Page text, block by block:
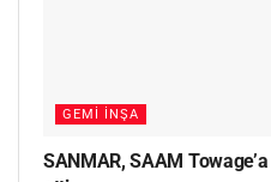
GEMI İNŞA
SANMAR, SAAM